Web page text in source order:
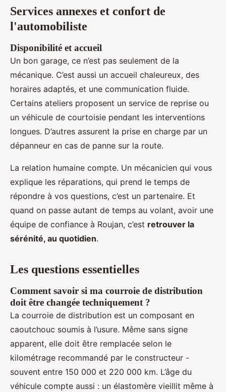
Services annexes et confort de
l'automobiliste
Disponibilité et accueil
Un bon garage, ce n’est pas seulement de la
mécanique. C’est aussi un accueil chaleureux, des
horaires adaptés, et une communication fluide.
Certains ateliers proposent un service de reprise ou
un véhicule de courtoisie pendant les interventions
longues. D’autres assurent la prise en charge par un
dépanneur en cas de panne sur la route.
La relation humaine compte. Un mécanicien qui vous
explique les réparations, qui prend le temps de
répondre à vos questions, c’est un partenaire. Et
quand on passe autant de temps au volant, avoir une
équipe de confiance à Roujan, c’est retrouver la
sérénité, au quotidien.
Les questions essentielles
Comment savoir si ma courroie de distribution
doit être changée techniquement ?
La courroie de distribution est un composant en
caoutchouc soumis à l’usure. Même sans signe
apparent, elle doit être remplacée selon le
kilométrage recommandé par le constructeur -
souvent entre 150 000 et 220 000 km. L’âge du
véhicule compte aussi : un élastomère vieillit même à